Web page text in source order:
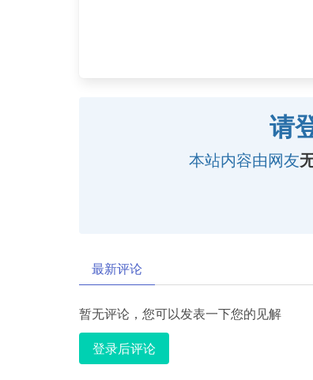
请
本站内容由网友
最新评论
暂无评论，您可以发表一下您的见解
登录后评论